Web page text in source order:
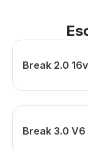
Break 2.0 16v
Break 3.0 V6